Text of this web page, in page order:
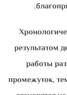
результатом
работы
промежуток,